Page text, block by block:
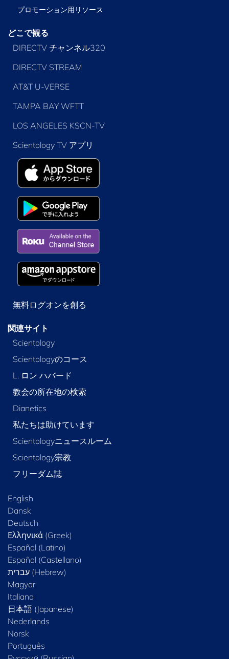
プロモーション用リソース
どこで観る
DIRECTV チャンネル320
DIRECTV STREAM
AT&T U-VERSE
TAMPA BAY WFTT
LOS ANGELES KSCN-TV
Scientology TV アプリ
無料ログオンを創る
関連サイト
Scientology
Scientologyのコース
L. ロン ハバード
教会の所在地の検索
Dianetics
私たちは助けています
Scientologyニュースルーム
Scientology宗教
フリーダム誌
English
Dansk
Deutsch
Ελληνικά (Greek)
Español (Latino)
Español (Castellano)
Magyar
Italiano
日本語 (Japanese)
Nederlands
Norsk
Português